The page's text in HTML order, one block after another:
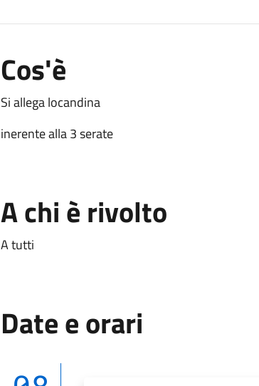
Cos'è
Si allega locandina
inerente alla 3 serate
A chi è rivolto
A tutti
Date e orari